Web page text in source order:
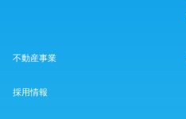
不動産事業
採用情報